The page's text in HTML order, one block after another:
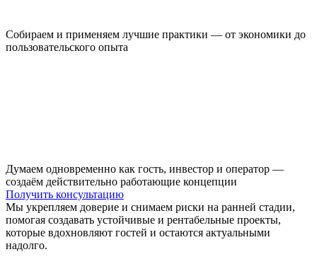
Собираем и применяем лучшие практики — от экономики до
пользовательского опыта
Думаем одновременно как гость, инвестор и оператор —
создаём действительно работающие концепции
Получить консультацию
Мы укрепляем доверие и снимаем риски на ранней стадии,
помогая создавать устойчивые и рентабельные проекты,
которые вдохновляют гостей и остаются актуальными
надолго.